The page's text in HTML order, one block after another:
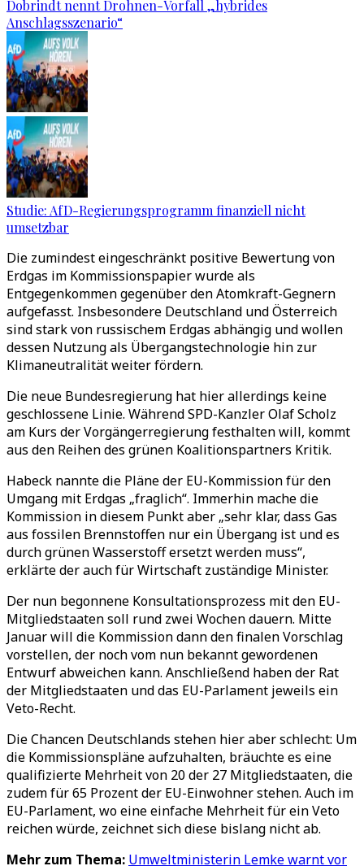
Dobrindt nennt Drohnen-Vorfall „hybrides
Anschlagsszenario“
Studie: AfD-Regierungsprogramm finanziell nicht
umsetzbar
Die zumindest eingeschränkt positive Bewertung von
Erdgas im Kommissionspapier wurde als
Entgegenkommen gegenüber den Atomkraft-Gegnern
aufgefasst. Insbesondere Deutschland und Österreich
sind stark von russischem Erdgas abhängig und wollen
dessen Nutzung als Übergangstechnologie hin zur
Klimaneutralität weiter fördern.
Die neue Bundesregierung hat hier allerdings keine
geschlossene Linie. Während SPD-Kanzler Olaf Scholz
am Kurs der Vorgängerregierung festhalten will, kommt
aus den Reihen des grünen Koalitionspartners Kritik.
Habeck nannte die Pläne der EU-Kommission für den
Umgang mit Erdgas „fraglich“. Immerhin mache die
Kommission in diesem Punkt aber „sehr klar, dass Gas
aus fossilen Brennstoffen nur ein Übergang ist und es
durch grünen Wasserstoff ersetzt werden muss“,
erklärte der auch für Wirtschaft zuständige Minister.
Der nun begonnene Konsultationsprozess mit den EU-
Mitgliedstaaten soll rund zwei Wochen dauern. Mitte
Januar will die Kommission dann den finalen Vorschlag
vorstellen, der noch vom nun bekannt gewordenen
Entwurf abweichen kann. Anschließend haben der Rat
der Mitgliedstaaten und das EU-Parlament jeweils ein
Veto-Recht.
Die Chancen Deutschlands stehen hier aber schlecht: Um
die Kommissionspläne aufzuhalten, bräuchte es eine
qualifizierte Mehrheit von 20 der 27 Mitgliedstaaten, die
zudem für 65 Prozent der EU-Einwohner stehen. Auch im
EU-Parlament, wo eine einfache Mehrheit für ein Veto
reichen würde, zeichnet sich diese bislang nicht ab.
Mehr zum Thema: Umweltministerin Lemke warnt vor